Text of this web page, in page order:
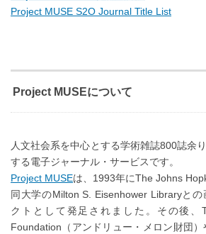
Project MUSE S2O Journal Title List
Project MUSEについて
人文社会系を中心とする学術雑誌800誌余
する電子ジャーナル・サービスです。
Project MUSEは、1993年にThe Johns
同大学のMilton S. Eisenhower Libraryと
クトとして発足されました。その後、
Foundation（アンドリュー・メロン財団